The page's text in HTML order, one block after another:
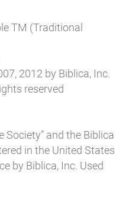
TM (Traditional
2012 by Biblica, Inc.
reserved
Society” and the Biblica
in the United States
by Biblica, Inc. Used